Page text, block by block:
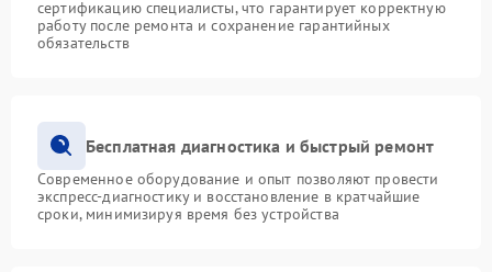
сертификацию специалисты, что гарантирует корректную
работу после ремонта и сохранение гарантийных
обязательств
Бесплатная диагностика и быстрый ремонт
Современное оборудование и опыт позволяют провести
экспресс-диагностику и восстановление в кратчайшие
сроки, минимизируя время без устройства